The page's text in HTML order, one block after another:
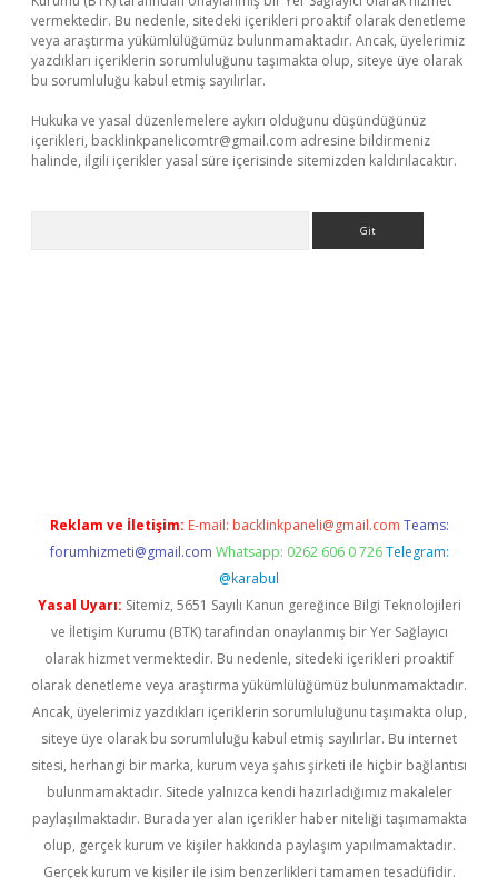
vermektedir. Bu nedenle, sitedeki içerikleri proaktif olarak denetleme
veya araştırma yükümlülüğümüz bulunmamaktadır. Ancak, üyelerimiz
yazdıkları içeriklerin sorumluluğunu taşımakta olup, siteye üye olarak
bu sorumluluğu kabul etmiş sayılırlar.
Hukuka ve yasal düzenlemelere aykırı olduğunu düşündüğünüz
içerikleri, backlinkpanelicomtr@gmail.com adresine bildirmeniz
halinde, ilgili içerikler yasal süre içerisinde sitemizden kaldırılacaktır.
Reklam ve İletişim: E-mail: backlinkpaneli@gmail.com Teams:
forumhizmeti@gmail.com Whatsapp: 0262 606 0 726 Telegram:
@karabul
Yasal Uyarı: Sitemiz, 5651 Sayılı Kanun gereğince Bilgi Teknolojileri
ve İletişim Kurumu (BTK) tarafından onaylanmış bir Yer Sağlayıcı
olarak hizmet vermektedir. Bu nedenle, sitedeki içerikleri proaktif
olarak denetleme veya araştırma yükümlülüğümüz bulunmamaktadır.
Ancak, üyelerimiz yazdıkları içeriklerin sorumluluğunu taşımakta olup,
siteye üye olarak bu sorumluluğu kabul etmiş sayılırlar. Bu internet
sitesi, herhangi bir marka, kurum veya şahıs şirketi ile hiçbir bağlantısı
bulunmamaktadır. Sitede yalnızca kendi hazırladığımız makaleler
paylaşılmaktadır. Burada yer alan içerikler haber niteliği taşımamakta
olup, gerçek kurum ve kişiler hakkında paylaşım yapılmamaktadır.
Gerçek kurum ve kişiler ile isim benzerlikleri tamamen tesadüfidir.